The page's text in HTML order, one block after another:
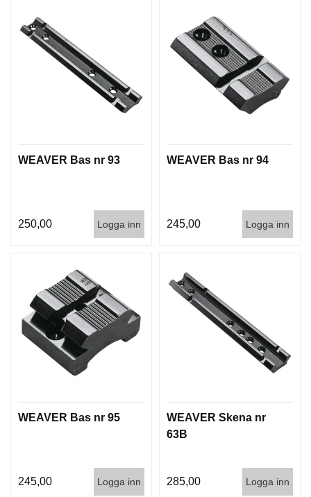
WEAVER Bas nr 93
250,00 Logga inn
WEAVER Bas nr 94
245,00 Logga inn
WEAVER Bas nr 95
245,00 Logga inn
WEAVER Skena nr
63B
285,00 Logga inn